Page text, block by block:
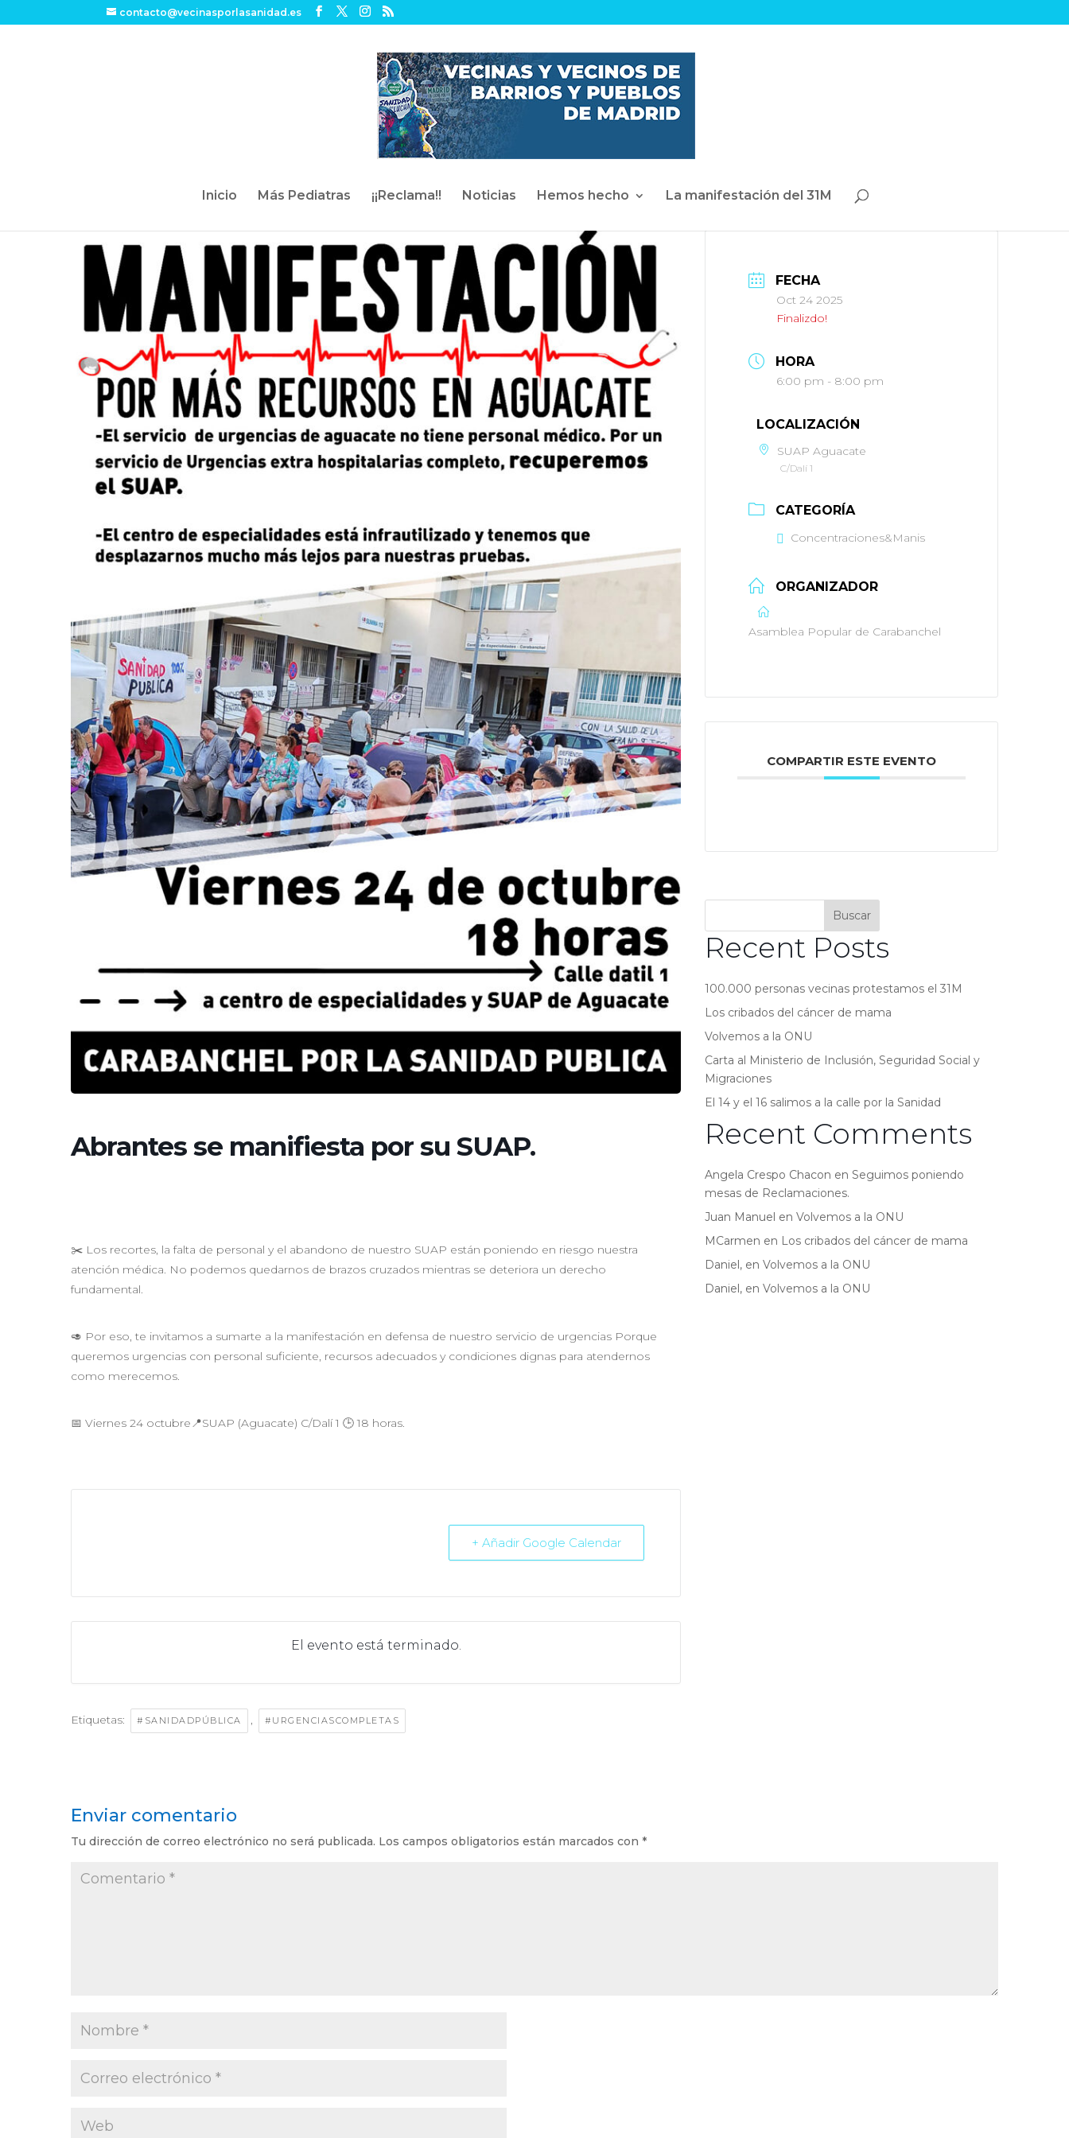
contacto@vecinasporlasanidad.es
Inicio Más Pediatras ¡¡Reclama!! Noticias Hemos hecho La manifestación del 31M
Abrantes se manifiesta por su SUAP.
✂️ Los recortes, la falta de personal y el abandono de nuestro SUAP están poniendo en riesgo nuestra
atención médica. No podemos quedarnos de brazos cruzados mientras se deteriora un derecho
fundamental.
🥑 Por eso, te invitamos a sumarte a la manifestación en defensa de nuestro servicio de urgencias Porque
queremos urgencias con personal suficiente, recursos adecuados y condiciones dignas para atendernos
como merecemos.
📅 Viernes 24 octubre📍SUAP (Aguacate) C/Dalí 1 🕒 18 horas.
+ Añadir Google Calendar
El evento está terminado.
Etiquetas: #SANIDADPÚBLICA , #URGENCIASCOMPLETAS
FECHA
Oct 24 2025
Finalizdo!
HORA
6:00 pm - 8:00 pm
LOCALIZACIÓN
SUAP Aguacate
C/Dalí 1
CATEGORÍA
Concentraciones&Manis
ORGANIZADOR
Asamblea Popular de Carabanchel
COMPARTIR ESTE EVENTO
Buscar
Recent Posts
100.000 personas vecinas protestamos el 31M
Los cribados del cáncer de mama
Volvemos a la ONU
Carta al Ministerio de Inclusión, Seguridad Social y
Migraciones
El 14 y el 16 salimos a la calle por la Sanidad
Recent Comments
Angela Crespo Chacon enSeguimos poniendo
mesas de Reclamaciones.
Juan Manuel enVolvemos a la ONU
MCarmen en Los cribados del cáncer de mama
Daniel, enVolvemos a la ONU
Daniel, enVolvemos a la ONU
Enviar comentario
Tu dirección de correo electrónico no será publicada. Los campos obligatorios están marcados con *